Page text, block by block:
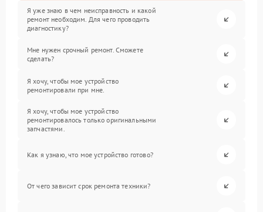
Я уже знаю в чем неисправность и какой
ремонт необходим. Для чего проводить
диагностику?
Мне нужен срочный ремонт. Сможете
сделать?
Я хочу, чтобы мое устройство
ремонтировали при мне.
Я хочу, чтобы мое устройство
ремонтировалось только оригинальными
запчастями.
Как я узнаю, что мое устройство готово?
От чего зависит срок ремонта техники?